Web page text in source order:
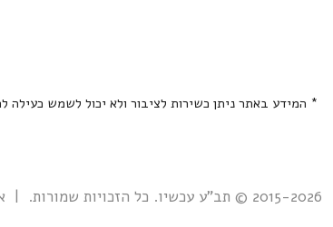
* המידע באתר ניתן כשירות לציבור ולא יכול לשמש
2015-2026 © תב"ע עכשיו. כל הזכויות שמורות. | אתר זה אינו קשור אל ואינו נתמך ע"י גוף ממשלתי כלשהו כולל רשות מקרקעי ישראל. |